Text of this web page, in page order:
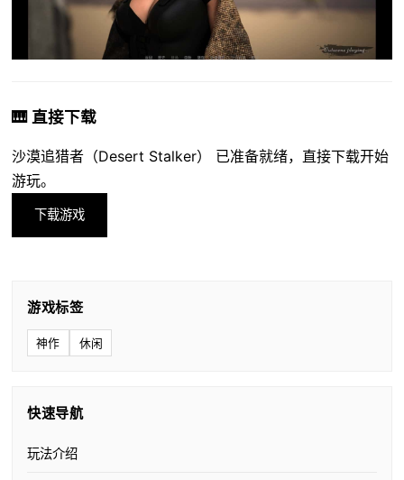
🎹 直接下载
沙漠追猎者（Desert Stalker） 已准备就绪，直接下载开始
游玩。
下载游戏
游戏标签
神作 休闲
快速导航
玩法介绍